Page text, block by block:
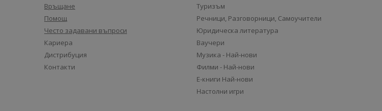
Връщане
Помощ
Често задавани въпроси
Кариера
Дистрибуция
Контакти
Туризъм
Речници, Разговорници, Самоучители
Юридическа литература
Ваучери
Музика - Най-нови
Филми - Най-нови
Е-книги Най-нови
Настолни игри